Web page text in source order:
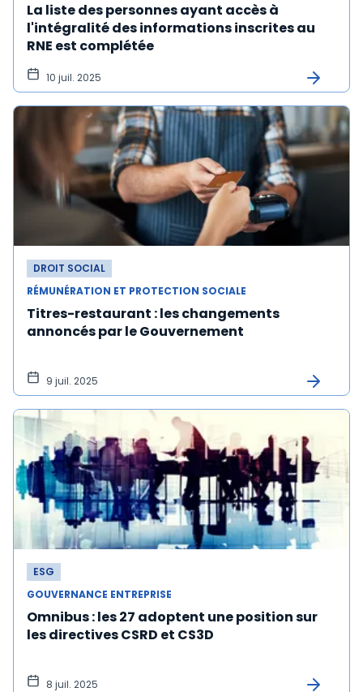
La liste des personnes ayant accès à
l'intégralité des informations inscrites au
RNE est complétée
10 juil. 2025
DROIT SOCIAL
RÉMUNÉRATION ET PROTECTION SOCIALE
Titres-restaurant : les changements
annoncés par le Gouvernement
9 juil. 2025
ESG
GOUVERNANCE ENTREPRISE
Omnibus : les 27 adoptent une position sur
les directives CSRD et CS3D
8 juil. 2025